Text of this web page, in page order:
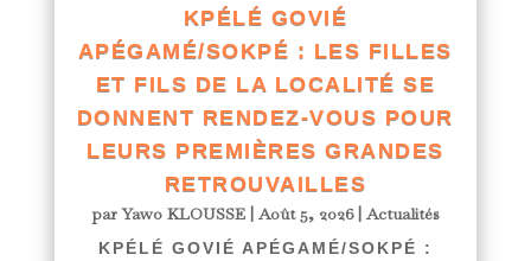
KPÉLÉ GOVIÉ
APÉGAMÉ/SOKPÉ : LES FILLES
ET FILS DE LA LOCALITÉ SE
DONNENT RENDEZ-VOUS POUR
LEURS PREMIÈRES GRANDES
RETROUVAILLES
parYawo KLOUSSE|Août 5, 2026|Actualités
KPÉLÉ GOVIÉ APÉGAMÉ/SOKPÉ :